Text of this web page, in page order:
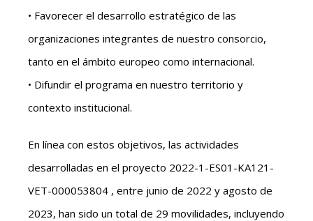
• Favorecer el desarrollo estratégico de las
organizaciones integrantes de nuestro consorcio,
tanto en el ámbito europeo como internacional.
• Difundir el programa en nuestro territorio y
contexto institucional.
En línea con estos objetivos, las actividades
desarrolladas en el proyecto 2022-1-ES01-KA121-
VET-000053804 , entre junio de 2022 y agosto de
2023, han sido un total de 29 movilidades, incluyendo